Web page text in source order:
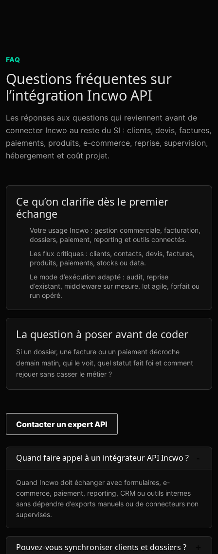
FAQ
Questions fréquentes sur
l’intégration Incwo API
Les réponses aux questions qui reviennent avant de
connecter Incwo au reste du SI : clients, devis, factures,
paiements, produits, e-commerce, reprise, supervision,
hébergement et coût projet.
Ce qu’on clarifie dès le premier
échange
Votre usage Incwo : gestion commerciale, facturation,
dossiers, paiement, reporting et outils connectés.
Les flux critiques : clients, contacts, devis, factures,
produits, paiements, stocks ou data.
Le mode d’exécution adapté : audit, reprise
d’existant, middleware sur mesure, lot agile, forfait ou
run opéré.
La question à poser avant de coder
Si un dossier, une facture ou un paiement décroche
demain matin, qui le voit, quel statut fait foi et comment
rejouer sans casser le métier ?
Contacter un expert API
Quand faire appel à un intégrateur API Incwo ?
Quand Incwo doit échanger avec formulaires, e-
commerce, paiement, reporting, CRM ou outils internes
sans dépendre d’exports manuels ou de connecteurs non
supervisés.
Pouvez-vous synchroniser clients et dossiers ?